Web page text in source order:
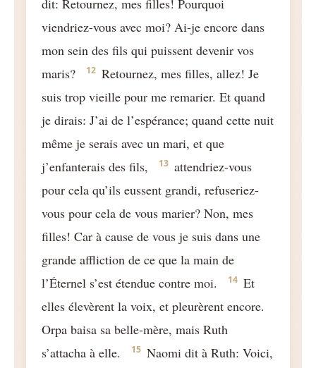
viendriez-vous avec moi? Ai-je encore dans
mon sein des fils qui puissent devenir vos
maris?
12 Retournez, mes filles, allez! Je
suis trop vieille pour me remarier. Et quand
je dirais: J’ai de l’espérance; quand cette nuit
même je serais avec un mari, et que
j’enfanterais des fils,
13 attendriez-vous
pour cela qu’ils eussent grandi, refuseriez-
vous pour cela de vous marier? Non, mes
filles! Car à cause de vous je suis dans une
grande affliction de ce que la main de
l’Éternel s’est étendue contre moi.
14 Et
elles élevèrent la voix, et pleurèrent encore.
Orpa baisa sa belle-mère, mais Ruth
s’attacha à elle.
15 Naomi dit à Ruth: Voici,